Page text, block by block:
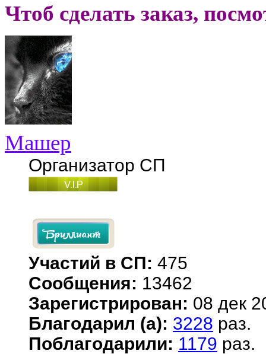
Чтоб сделать заказ,
Машер
Организатор СП
Участий в СП: 475
Сообщения: 13462
Зарегистрирован: 08 дек
Благодарил (а): 3228 раз.
Поблагодарили: 1179 раз.